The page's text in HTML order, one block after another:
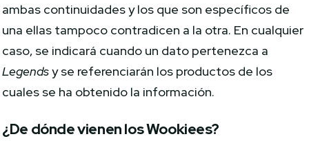
ambas continuidades y los que son específicos de
una ellas tampoco contradicen a la otra. En cualquier
caso, se indicará cuando un dato pertenezca a
Legendsy se referenciarán los productos de los
cuales se ha obtenido la información.
¿De dónde vienen los Wookiees?